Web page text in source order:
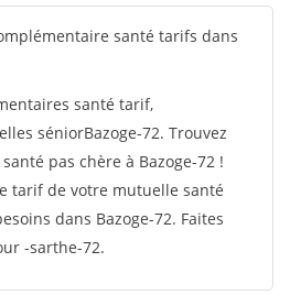
santé tarifs dans
santé tarif,
séniorBazoge-72. Trouvez
pas chère à Bazoge-72 !
tarif de votre mutuelle santé
dans Bazoge-72. Faites
-sarthe-72.